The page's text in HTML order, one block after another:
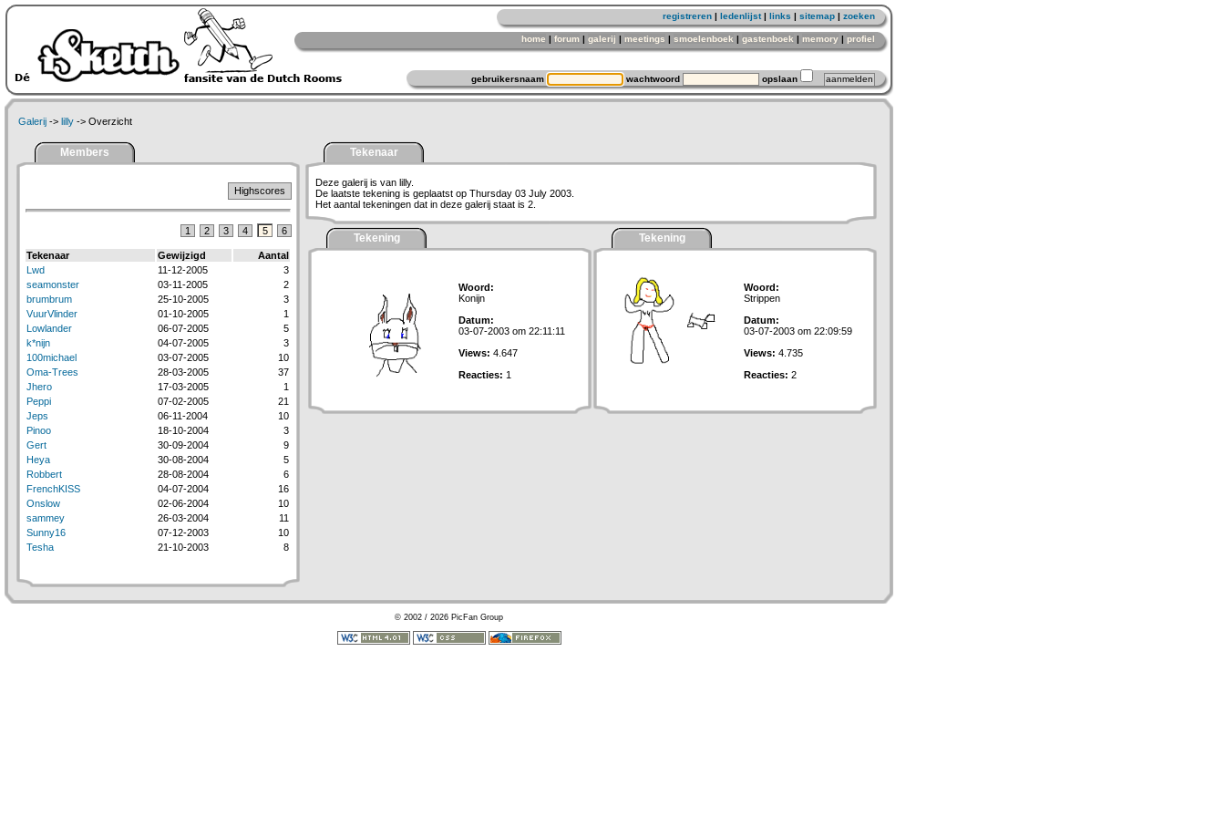
registreren | ledenlijst| links | sitemap | zoeken
home | forum | galerij | meetings | smoelenboek | gastenboek | memory | profiel
gebruikersnaam wachtwoord opslaan
Galerij -> lilly -> Overzicht
Members
Highscores
1 2 3 4 5 6
Tekenaar Gewijzigd
Aantal
Lwd
11-12-2005
3
seamonster
03-11-2005
2
brumbrum
25-10-2005
3
VuurVlinder
01-10-2005
1
Lowlander
06-07-2005
5
k*nijn
04-07-2005
3
100michael
03-07-2005
10
Oma-Trees
28-03-2005
37
Jhero
17-03-2005
1
Peppi
07-02-2005
21
Jeps
06-11-2004
10
Pinoo
18-10-2004
3
Gert
30-09-2004
9
Heya
30-08-2004
5
Robbert
28-08-2004
6
FrenchKISS
04-07-2004
16
Onslow
02-06-2004
10
sammey
26-03-2004
11
Sunny16
07-12-2003
10
Tesha
21-10-2003 8
Tekenaar
Deze galerij is van lilly.
De laatste tekening is geplaatst op Thursday 03 July 2003.
Het aantal tekeningen dat in deze galerij staat is 2.
Tekening
Woord:
Konijn
Datum:
03-07-2003 om 22:11:11
Views: 4.647
Reacties: 1
Tekening
Woord:
Strippen
Datum:
03-07-2003 om 22:09:59
Views: 4.735
Reacties: 2
© 2002 / 2026 PicFan Group